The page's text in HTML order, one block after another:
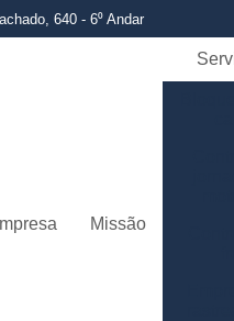
640 - 6⁰ Andar
Missão